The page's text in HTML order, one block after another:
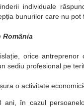
individuale
bunurilor care nu pot
orice
sediu profesional pe
o activitate
în cazul